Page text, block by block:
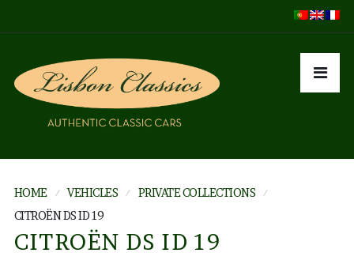
HOME VEHICLES
PRIVATE COLLECTIONS
CITROËN DS ID 19
CITROËN DS ID 19